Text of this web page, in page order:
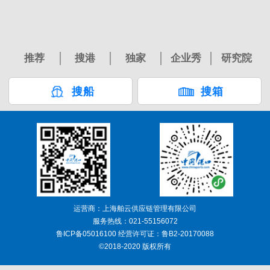
推荐 搜港 独家 企业秀 研究院
搜船 搜箱
运营商：上海舶云供应链管理有限公司
服务热线：021-55156072
鲁ICP备05016100 经营许可证：鲁B2-20170088
©2018-2020 版权所有